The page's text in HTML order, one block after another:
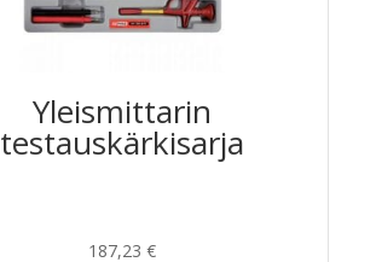
Yleismittarin
testauskärkisarja
187,23 €